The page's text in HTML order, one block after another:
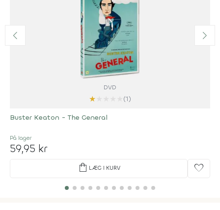
DVD
★
(1)
Buster Keaton - The General
På lager
59,95 kr
shopping_bag LÆG I KURV favorite